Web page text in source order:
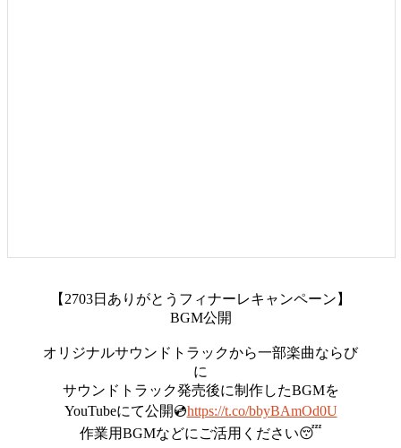
【2703日ありがとうフィナーレキャンペーン】
BGM公開
オリジナルサウンドトラックから一部楽曲ならび
に
サウンドトラック発売後に制作したBGMを
YouTubeにて公開💿https://t.co/bbyBAmOd0U
作業用BGMなどにご活用ください😴